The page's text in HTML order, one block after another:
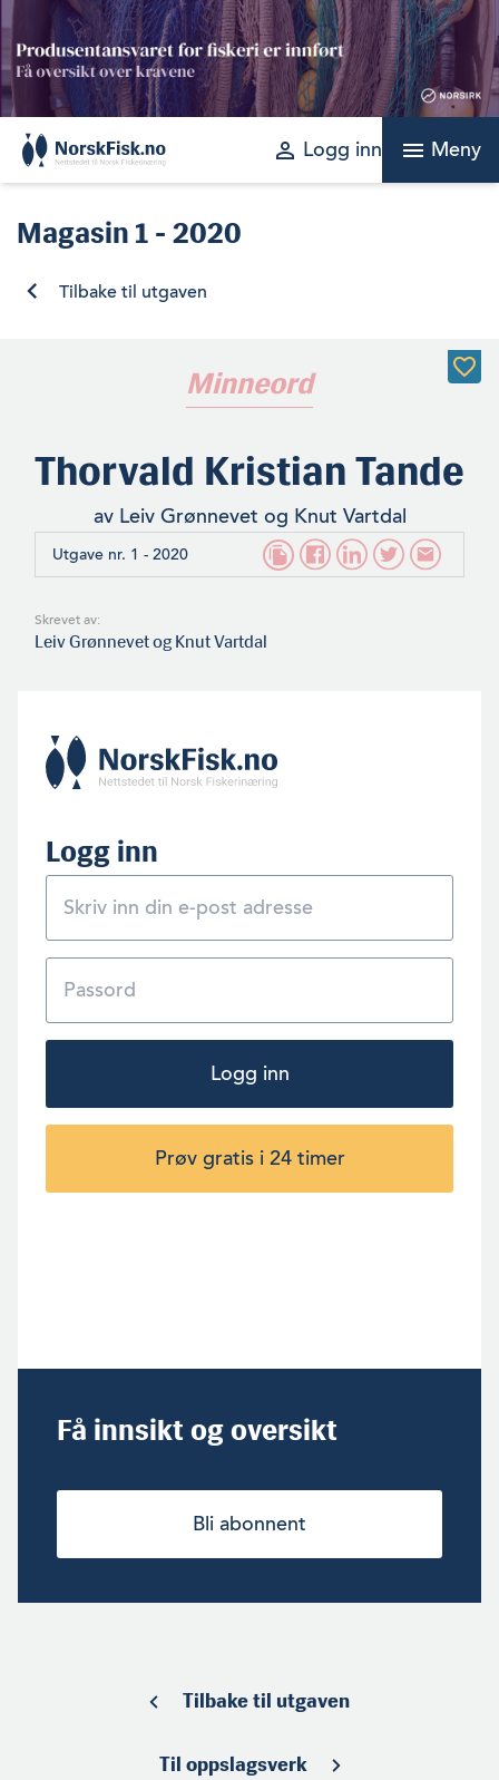
Skip
to
content
perm_identity Logg inn menu Meny
Magasin 1 - 2020
Tilbake til utgaven
Minneord
Thorvald Kristian Tande
av Leiv Grønnevet og Knut Vartdal
Utgave nr. 1 - 2020
Skrevet av:
Leiv Grønnevet og Knut Vartdal
Logg inn
Logg inn
Prøv gratis i 24 timer
Få innsikt og oversikt
Bli abonnent
Tilbake til utgaven
Til oppslagsverk